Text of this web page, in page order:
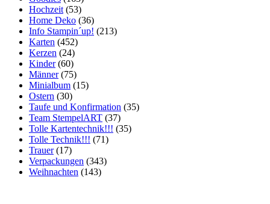
Hochzeit (53)
Home Deko (36)
Info Stampin´up! (213)
Karten (452)
Kerzen (24)
Kinder(60)
Männer(75)
Minialbum (15)
Ostern (30)
Taufe und Konfirmation (35)
Team StempelART (37)
Tolle Kartentechnik!!! (35)
Tolle Technik!!! (71)
Trauer(17)
Verpackungen (343)
Weihnachten (143)